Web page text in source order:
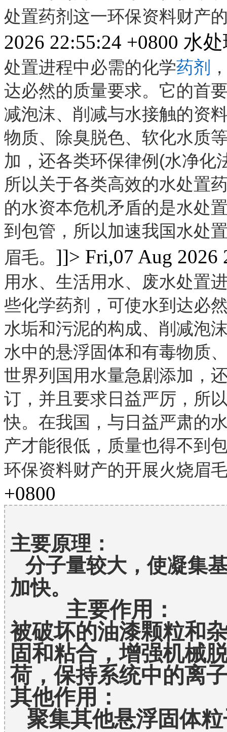
处置药剂这一环保资料财产
2026 22:55:24 +0800 水
处置进程中必需的化学药剂
达必然的质量要求。它的首
减泡沫、削减与水接触的资
物质、除臭脱色、软化水质
加，还各类环保律例(水净化
所以关于各类高效的水处置
的水资本危机矛盾的是水处
到包管，所以加速我国水处
眉毛。 ]]> Fri,07 Aug 2026
用水、生活用水、废水处置
些化学药剂，可使水到达必
水垢和污泥的构成、削减泡
水中的悬浮固体和有毒物质
世界列国用水量急剧添加，
订，并且要求日益严厉，所
快。在我国，与日益严肃的
产才能很低，质量也得不到
环保资料财产的开展火烧眉
+0800
主要原理：
分子量较大，使凝集
加快。
主要作用
被破坏的油漆颗粒和
固和粘合，增强机械
荷，保持系统中的离
其他作用：
聚集其他悬浮固体